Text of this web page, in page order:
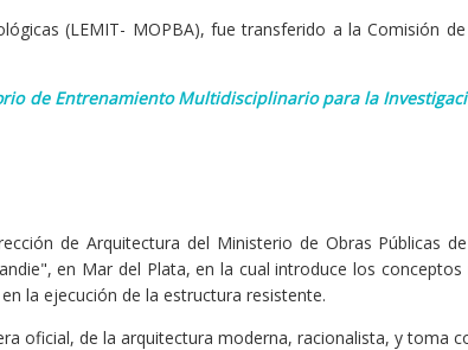
(LEMIT- MOPBA), fue transferido a la Comisión
de Entrenamiento Multidisciplinario para la
de Arquitectura del Ministerio de Obras Públicas
en Mar del Plata, en la cual introduce los
la ejecución de la estructura resistente.
oficial, de la arquitectura moderna, racionalista, y toma